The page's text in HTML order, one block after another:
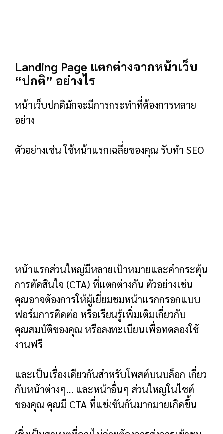
การตัดสินใจ (CTA) ที่แตกต่างกัน ตัวอย่างเช่น
คุณอาจต้องการให้ผู้เยี่ยมชมหน้าแรกกรอกแบบ
คุณสมบัติของคุณ หรือลงทะเบียนเพื่อทดลองใช้
Google Ads ไปยังหน้าเว็บประเภทนี้)
แต่สำหรับหน้า Landing Page มักจะมี ONE เป้า
หมายและ ONE CTA ที่สอดคล้องกัน
10 แนวทางปฏิบัติสำหรับ Wix SEO
ทำไมแลนดิ้งเพจถึงแปลงได้ดี?
มีเหตุผลหลักสองประการที่หน้า Landing Page